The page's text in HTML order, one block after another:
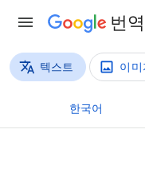
번역
번역 방법
텍스트 이미
한국어